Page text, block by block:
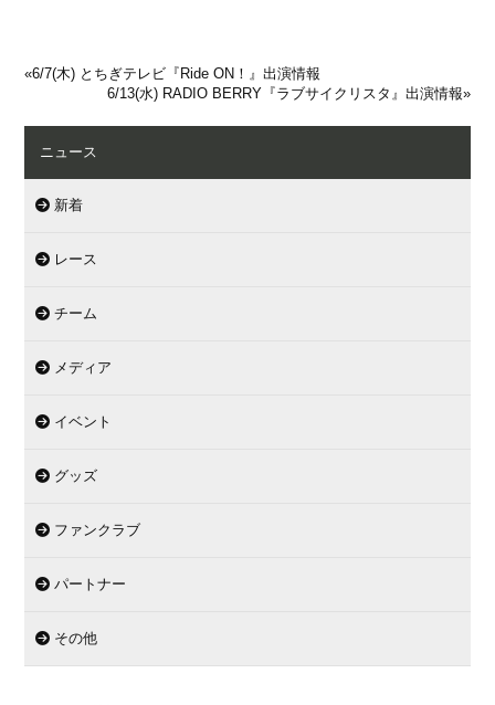
«6/7(木) とちぎテレビ『Ride ON！』出演情報
6/13(水) RADIO BERRY『ラブサイクリスタ』出演情報»
ニュース
新着
レース
チーム
メディア
イベント
グッズ
ファンクラブ
パートナー
その他